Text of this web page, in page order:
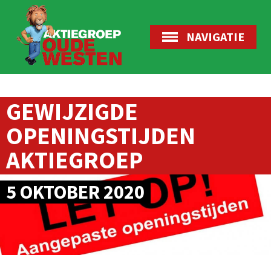
NAVIGATIE
GEWIJZIGDE
OPENINGSTIJDEN
AKTIEGROEP
5 OKTOBER 2020